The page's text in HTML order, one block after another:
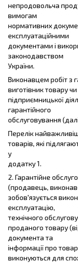
непродовольча
вимогам
нормативних
експлуатаційними
документами і
законодавством
України.
Виконавцем робіт з
виготівник товару
підприємницької
гарантійного
обслуговування
Перелік
товарів, які
у
додатку 1.
2. Гарантійне
(продавець,
зобов'язується
експлуатацію,
технічного
проданого товару
документа та
інформації про
виконуються для